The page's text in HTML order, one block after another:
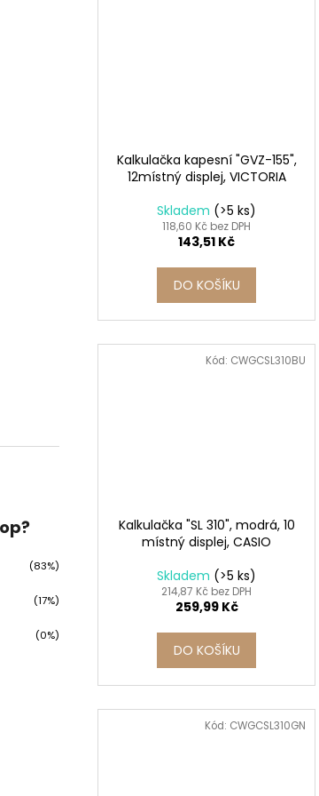
(83%)
(17%)
(0%)
Kalkulačka kapesní "GVZ-155",
12místný displej, VICTORIA
Skladem (>5 ks)
118,60 Kč bez DPH
143,51 Kč
DO KOŠÍKU
Kalkulačka "SL 310", modrá, 10
místný displej, CASIO
Skladem (>5 ks)
214,87 Kč bez DPH
259,99 Kč
DO KOŠÍKU
Kód: CWGCSL310BU
Kód: CWGCSL310GN